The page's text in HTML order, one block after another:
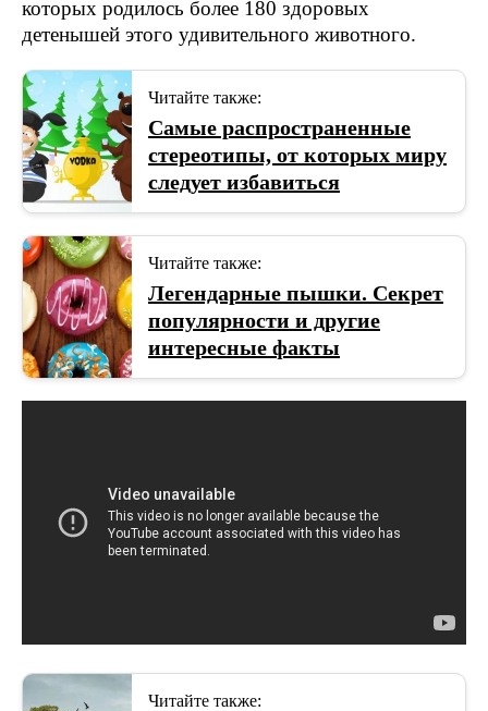
которых родилось более 180 здоровых
детенышей этого удивительного животного.
Читайте также:
Самые распространенные
стереотипы, от которых миру
следует избавиться
Читайте также:
Легендарные пышки. Секрет
популярности и другие
интересные факты
Читайте также: